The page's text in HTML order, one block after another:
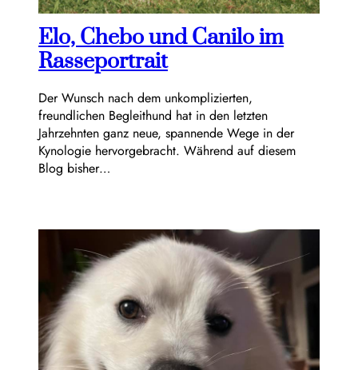
Elo, Chebo und Canilo im
Rasseportrait
Der Wunsch nach dem unkomplizierten,
freundlichen Begleithund hat in den letzten
Jahrzehnten ganz neue, spannende Wege in der
Kynologie hervorgebracht. Während auf diesem
Blog bisher…